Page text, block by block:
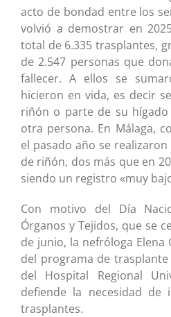
acto de bondad entre los
volvió a demostrar en
total de 6.335 trasplantes,
de 2.547 personas que
fallecer. A ellos se
hicieron en vida, es decir
riñón o parte de su
otra persona. En Málaga,
el pasado año se
de riñón, dos más que en
siendo un registro «muy
Con motivo del Día
Órganos y Tejidos, que se
de junio, la nefróloga Elena
del programa de
del Hospital Regional
defiende la necesidad de
trasplantes.